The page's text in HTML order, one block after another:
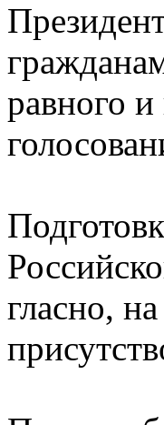
равного
гласно,